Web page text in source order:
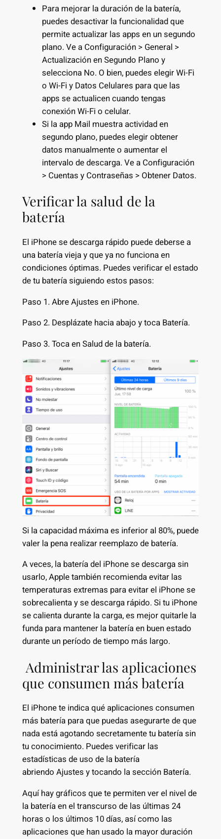
Para mejorar la duración de la batería,
puedes desactivar la funcionalidad que
permite actualizar las apps en un segundo
plano. Ve a Configuración > General >
Actualización en Segundo Plano y
selecciona No. O bien, puedes elegir Wi-Fi
o Wi-Fi y Datos Celulares para que las
apps se actualicen cuando tengas
conexión Wi-Fi o celular.
Si la app Mail muestra actividad en
segundo plano, puedes elegir obtener
datos manualmente o aumentar el
intervalo de descarga. Ve a Configuración
> Cuentas y Contraseñas > Obtener Datos.
Verificar la salud de la
batería
El iPhone se descarga rápido puede deberse a
una batería vieja y que ya no funciona en
condiciones óptimas. Puedes verificar el estado
de tu batería siguiendo estos pasos:
Paso 1. Abre Ajustes en iPhone.
Paso 2. Desplázate hacia abajo y toca Batería.
Paso 3. Toca en Salud de la batería.
Si la capacidad máxima es inferior al 80%, puede
valer la pena realizar reemplazo de batería.
A veces, la batería del iPhone se descarga sin
usarlo, Apple también recomienda evitar las
temperaturas extremas para evitar el iPhone se
sobrecalienta y se descarga rápido. Si tu iPhone
se calienta durante la carga, es mejor quitarle la
funda para mantener la batería en buen estado
durante un período de tiempo más largo.
Administrar las aplicaciones
que consumen más batería
El iPhone te indica qué aplicaciones consumen
más batería para que puedas asegurarte de que
nada está agotando secretamente tu batería sin
tu conocimiento. Puedes verificar las
estadísticas de uso de la batería
abriendo Ajustes y tocando la sección Batería.
Aquí hay gráficos que te permiten ver el nivel de
la batería en el transcurso de las últimas 24
horas o los últimos 10 días, así como las
aplicaciones que han usado la mayor duración